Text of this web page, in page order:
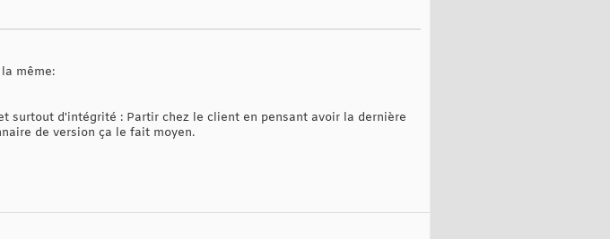
même:
surtout d'intégrité : Partir chez le client en pensant avoir la dernière
de version ça le fait moyen.